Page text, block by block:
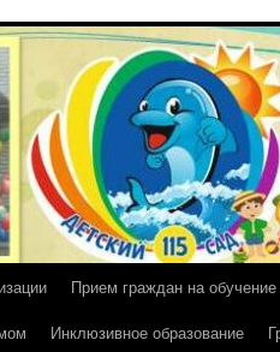
Прием граждан на
Инклюзивное образование